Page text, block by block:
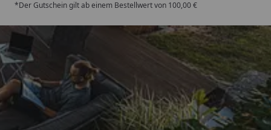
*Der Gutschein gilt ab einem Bestellwert von 100,00 €
Trusted Shops
5,00/ 5